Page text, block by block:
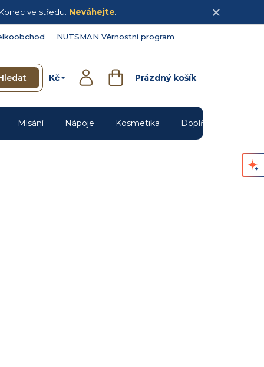
ve středu. Neváhejte
NUTSMAN Věrnostní program
Kč
PřihlášeníNákupní
Prázdný košík
Mlsání Nápoje Kosmetika Doplňky